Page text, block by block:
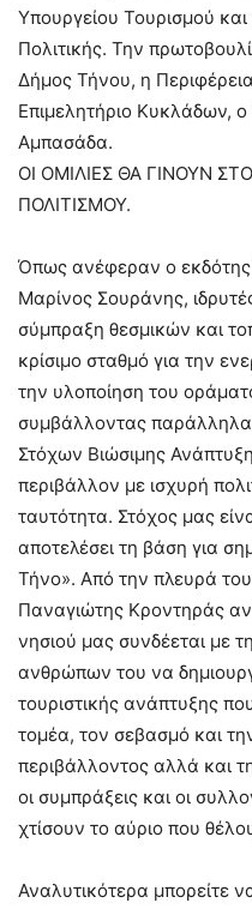
Υπουργείου Τουρισμού και
Πολιτικής. Την
Δήμος Τήνου, η
Επιμελητήριο Κυκλάδων,
Αμπασάδα.
ΟΙ ΟΜΙΛΙΕΣ ΘΑ ΓΙΝΟΥΝ
ΠΟΛΙΤΙΣΜΟΥ.
Όπως ανέφεραν ο εκδότης
Μαρίνος Σουράνης,
σύμπραξη θεσμικών και
κρίσιμο σταθμό για την
την υλοποίηση του
συμβάλλοντας
Στόχων Βιώσιμης
περιβάλλον με ισχυρή
ταυτότητα. Στόχος μας
αποτελέσει τη βάση για
Τήνο». Από την πλευρά
Παναγιώτης Κροντηράς
νησιού μας συνδέεται με
ανθρώπων του να
τουριστικής ανάπτυξης
τομέα, τον σεβασμό και
περιβάλλοντος αλλά και
οι συμπράξεις και οι
χτίσουν το αύριο που
Αναλυτικότερα μπορείτε